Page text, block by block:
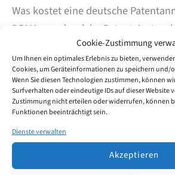
Cookie-Zustimmung
Um Ihnen ein optimales Erlebnis zu bieten,
Cookies, um Geräteinformationen zu speichern und/
Wenn Sie diesen Technologien zustimmen, können
Surfverhalten oder eindeutige IDs auf dieser Website
Zustimmung nicht erteilen oder widerrufen, können
Funktionen beeinträchtigt sein.
Dienste verwalten
Akzeptieren
Was kostet eine deutsche
DPMA – und welche Patent-
die maximale Laufzeit von 20
Anmeldetag an? Der Beitrag
DPMA-Gebühren (ohne
einschließlich Jahresgebühren
20.